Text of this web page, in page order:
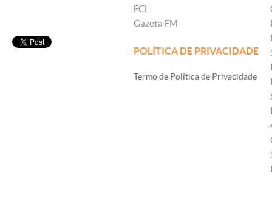
FCL
Gazeta FM
POLÍTICA DE PRIVACIDADE
Termo de Política de Privacidade